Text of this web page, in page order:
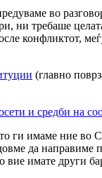
во
ни требаше
конфликтот,
(главно
и средби на
ги имаме ние во
да
имате други